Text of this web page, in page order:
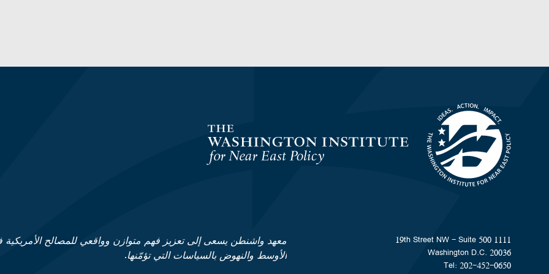
Homepage
1111 19th Street NW - Suite 500
Washington D.C. 20036
Tel: 202-452-0650
معهد واشنطن يسعى إلى تعزيز فهم متوازن وواقعي للمصالح
الأوسط والنهوض بالسياسات التي تؤمّنها.